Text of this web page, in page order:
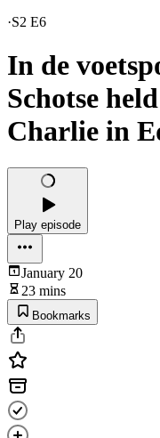
·S2 E6
In de
Schotse
Charlie in
Play episode
January 20
23 mins
Bookmarks